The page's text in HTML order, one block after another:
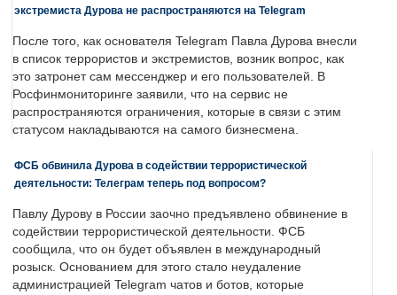
экстремиста Дурова не распространяются на Telegram
После того, как основателя Telegram Павла Дурова внесли
в список террористов и экстремистов, возник вопрос, как
это затронет сам мессенджер и его пользователей. В
Росфинмониторинге заявили, что на сервис не
распространяются ограничения, которые в связи с этим
статусом накладываются на самого бизнесмена.
ФСБ обвинила Дурова в содействии террористической
деятельности: Телеграм теперь под вопросом?
Павлу Дурову в России заочно предъявлено обвинение в
содействии террористической деятельности. ФСБ
сообщила, что он будет объявлен в международный
розыск. Основанием для этого стало неудаление
администрацией Telegram чатов и ботов, которые